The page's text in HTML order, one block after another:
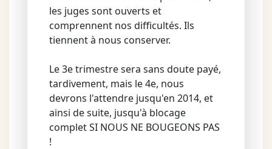
les juges sont ouverts et
comprennent nos difficultés. Ils
tiennent à nous conserver.
Le 3e trimestre sera sans doute payé,
tardivement, mais le 4e, nous
devrons l'attendre jusqu'en 2014, et
ainsi de suite, jusqu'à blocage
complet SI NOUS NE BOUGEONS PAS
!